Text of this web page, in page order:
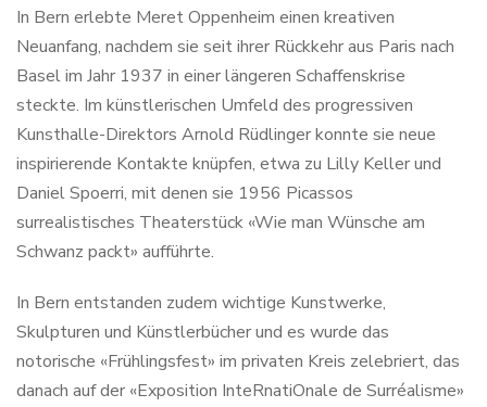
In Bern erlebte Meret Oppenheim einen kreativen
Neuanfang, nachdem sie seit ihrer Rückkehr aus Paris nach
Basel im Jahr 1937 in einer längeren Schaffenskrise
steckte. Im künstlerischen Umfeld des progressiven
Kunsthalle-Direktors Arnold Rüdlinger konnte sie neue
inspirierende Kontakte knüpfen, etwa zu Lilly Keller und
Daniel Spoerri, mit denen sie 1956 Picassos
surrealistisches Theaterstück «Wie man Wünsche am
Schwanz packt» aufführte.
In Bern entstanden zudem wichtige Kunstwerke,
Skulpturen und Künstlerbücher und es wurde das
notorische «Frühlingsfest» im privaten Kreis zelebriert, das
danach auf der «Exposition InteRnatiOnale de Surréalisme»